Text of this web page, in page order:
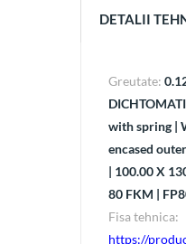
DETALII
Greutate:
with spring |
encased
| 100.00 X
80 FKM |
Fisa tehnica:
https://